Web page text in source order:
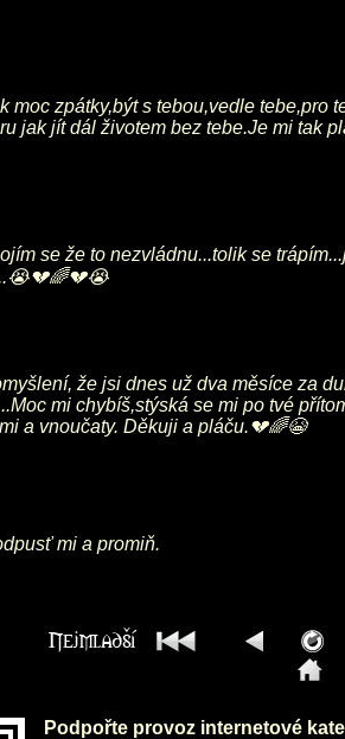
moc zpátky,být s tebou,vedle
jak jít dál životem bez tebe.Je mi tak
se že to nezvládnu...tolik se
že jsi dnes už dva měsíce za
mi chybíš,stýská se mi po tvé
a vnoučaty. Děkuji a pláču.💔🌈😭
mi a promiň.
Podpořte provoz internetové